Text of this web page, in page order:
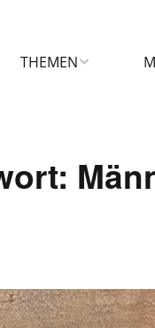
THEMEN
FONTANE UND SCHULE